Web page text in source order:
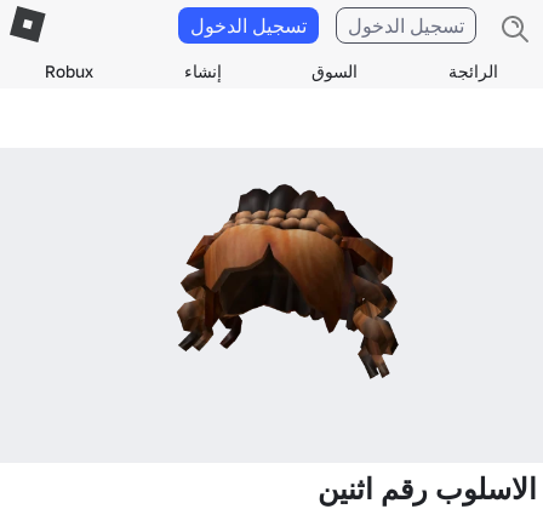
الرائجة السوق إنشاء Robux
تسجيل الدخول تسجيل الدخول
الاسلوب رقم اثنين